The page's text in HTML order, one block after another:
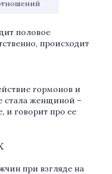
половое
происходит
гормонов и
стала женщиной –
и говорит про ее
при взгляде на